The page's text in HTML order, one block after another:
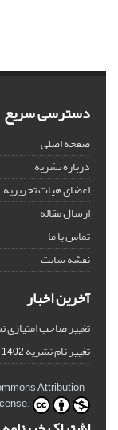
دسترسی سریع
صفحه اصلی
درباره نشریه
اعضای هیات تحریریه
ارسال مقاله
تماس با ما
نقشه سایت
آخرین اخبار
تغییر صاحب امتیازی
تغییر نام نشریه1402-04-26
Attribution-